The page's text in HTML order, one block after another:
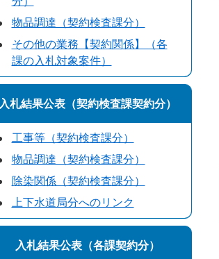
物品調達（契約検査課分）
その他の業務【契約関係】（各
課の入札対象案件）
入札結果公表（契約検査課契約分）
工事等（契約検査課分）
物品調達（契約検査課分）
除染関係（契約検査課分）
上下水道局分へのリンク
入札結果公表（各課契約分）